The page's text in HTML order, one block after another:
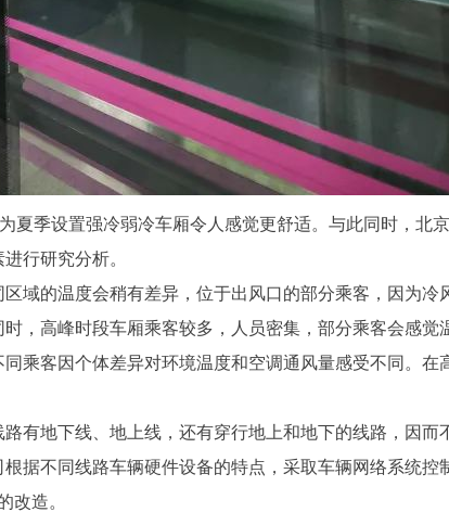
季设置强冷弱冷车厢令人感觉更舒适。与此同时，北
行研究分析。
的温度会稍有差异，位于出风口的部分乘客，因为冷
，高峰时段车厢乘客较多，人员密集，部分乘客会感觉
乘客因个体差异对环境温度和空调通风量感受不同。在
地下线、地上线，还有穿行地上和地下的线路，因而
据不同线路车辆硬件设备的特点，采取车辆网络系统控
改造。